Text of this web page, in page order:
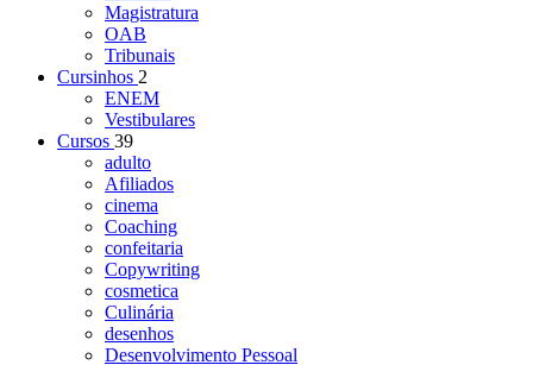
Magistratura
OAB
Tribunais
Cursinhos 2
ENEM
Vestibulares
Cursos 39
adulto
Afiliados
cinema
Coaching
confeitaria
Copywriting
cosmetica
Culinária
desenhos
Desenvolvimento Pessoal